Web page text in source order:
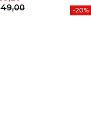
prijs
-20%